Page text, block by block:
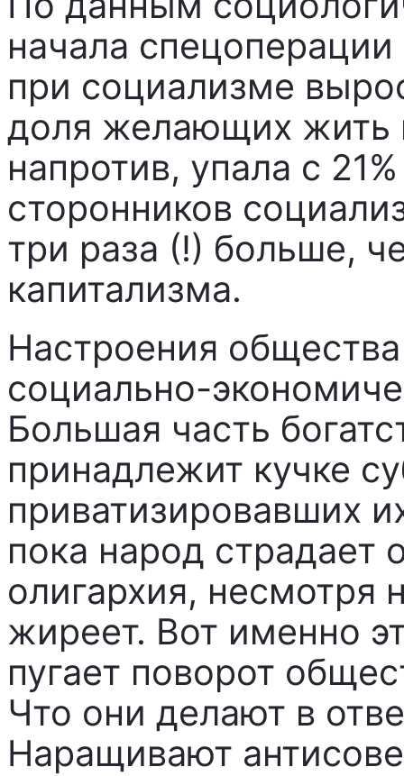
начала
при социализме
доля желающих жить
напротив, упала с
сторонников
три раза (!) больше,
капитализма.
Настроения
социально-
Большая часть
принадлежит кучке
приватизировавших
пока народ страдает
олигархия, несмотря
жиреет. Вот именно
пугает поворот
Что они делают в
Наращивают